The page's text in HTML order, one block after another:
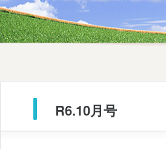
R6.10月号